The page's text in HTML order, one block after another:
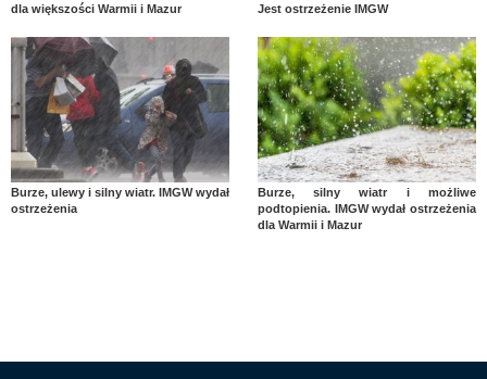
dla większości Warmii i Mazur
Jest ostrzeżenie IMGW
Burze, ulewy i silny wiatr. IMGW wydał
ostrzeżenia
Burze, silny wiatr i możliwe
podtopienia. IMGW wydał ostrzeżenia
dla Warmii i Mazur